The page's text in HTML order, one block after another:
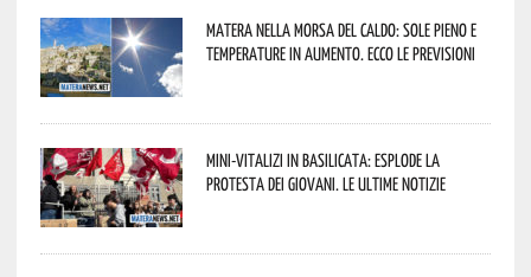
Matera nella morsa del caldo: sole pieno e
temperature in aumento. Ecco le previsioni
Mini-vitalizi in Basilicata: esplode la
protesta dei giovani. Le ultime notizie